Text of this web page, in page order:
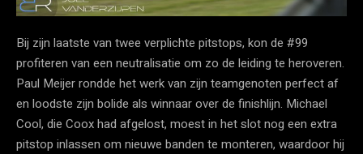
Bij zijn laatste van twee verplichte pitstops, kon de #99
profiteren van een neutralisatie om zo de leiding te heroveren.
Paul Meijer rondde het werk van zijn teamgenoten perfect af
en loodste zijn bolide als winnaar over de finishlijn. Michael
Cool, die Coox had afgelost, moest in het slot nog een extra
pitstop inlassen om nieuwe banden te monteren, waardoor hij